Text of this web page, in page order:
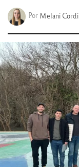
Por Melani Cordi